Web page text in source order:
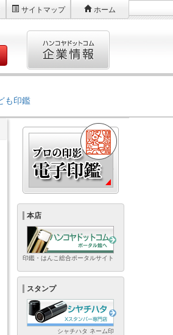
サイトマップ ホーム
も印鑑
本店
印鑑・はんこ総合ポータルサイト
スタンプ
シャチハタ ネーム印